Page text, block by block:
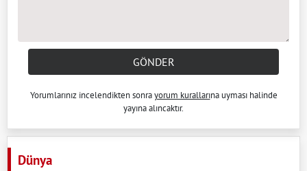
GÖNDER
Yorumlarınız incelendikten sonrayorum kurallarına uyması halinde
yayına alıncaktır.
Dünya